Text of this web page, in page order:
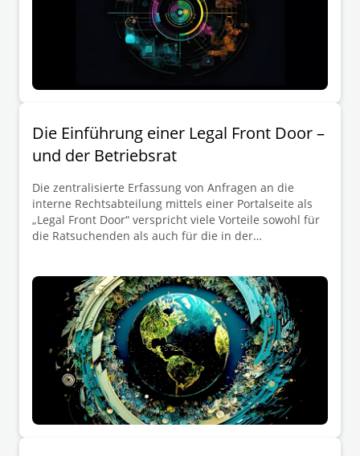
jetzt auch das „Legal-Ticket“?
Die Einführung einer Legal Front Door –
und der Betriebsrat
Die zentralisierte Erfassung von Anfragen an die
interne Rechtsabteilung mittels einer Portalseite als
„Legal Front Door“ verspricht viele Vorteile sowohl für
die Ratsuchenden als auch für die in der
Einführung zum digitalen Legal Matter-Intake“ bereits
ausgeführt. Aus arbeitsrechtlicher Sicht ist dabei zu
beachten, dass die Einführung einer Legal Front Door
fast immer mitbestimmungspflichtig ist. Darüber
hinaus hat der Betriebsrat weitere Beteiligungsrechte.